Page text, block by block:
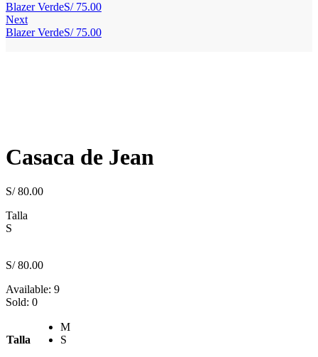
Blazer VerdeS/75.00
Next
Blazer VerdeS/75.00
Casaca de Jean
S/80.00
Talla
S
S/80.00
Available: 9
Sold: 0
Talla
M
S